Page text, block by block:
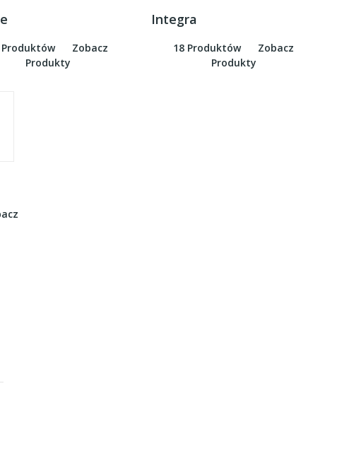
Produktów
Zobacz
Produkty
Integra
18 Produktów
Zobacz
Produkty